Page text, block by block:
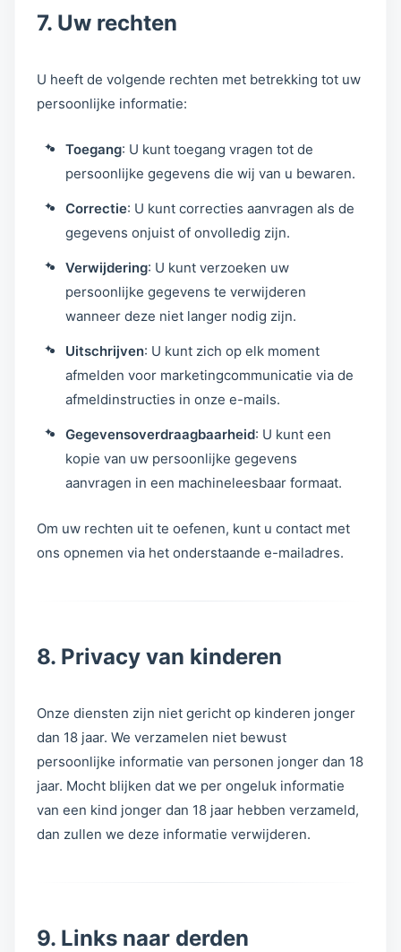
7. Uw rechten
U heeft de volgende rechten met betrekking tot uw
persoonlijke informatie:
Toegang: U kunt toegang vragen tot de
persoonlijke gegevens die wij van u bewaren.
Correctie: U kunt correcties aanvragen als de
gegevens onjuist of onvolledig zijn.
Verwijdering: U kunt verzoeken uw
persoonlijke gegevens te verwijderen
wanneer deze niet langer nodig zijn.
Uitschrijven: U kunt zich op elk moment
afmelden voor marketingcommunicatie via de
afmeldinstructies in onze e-mails.
Gegevensoverdraagbaarheid: U kunt een
kopie van uw persoonlijke gegevens
aanvragen in een machineleesbaar formaat.
Om uw rechten uit te oefenen, kunt u contact met
ons opnemen via het onderstaande e-mailadres.
8. Privacy van kinderen
Onze diensten zijn niet gericht op kinderen jonger
dan 18 jaar. We verzamelen niet bewust
persoonlijke informatie van personen jonger dan 18
jaar. Mocht blijken dat we per ongeluk informatie
van een kind jonger dan 18 jaar hebben verzameld,
dan zullen we deze informatie verwijderen.
9. Links naar derden